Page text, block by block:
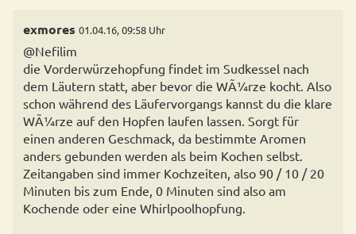
exmores 01.04.16, 09:58 Uhr
@Nefilim
die Vorderwürzehopfung findet im Sudkessel nach
dem Läutern statt, aber bevor die WÃ¼rze kocht. Also
schon während des Läufervorgangs kannst du die klare
WÃ¼rze auf den Hopfen laufen lassen. Sorgt für
einen anderen Geschmack, da bestimmte Aromen
anders gebunden werden als beim Kochen selbst.
Zeitangaben sind immer Kochzeiten, also 90 / 10 / 20
Minuten bis zum Ende, 0 Minuten sind also am
Kochende oder eine Whirlpoolhopfung.